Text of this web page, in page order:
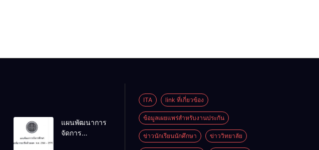
แผนพัฒนาการ
จัดการ
ITA link ที่เกี่ยวข้อง
ข้อมูลเผยแพร่สำหรับงานประกัน
ข่าวนักเรียนนักศึกษา ข่าววิทยาลัย